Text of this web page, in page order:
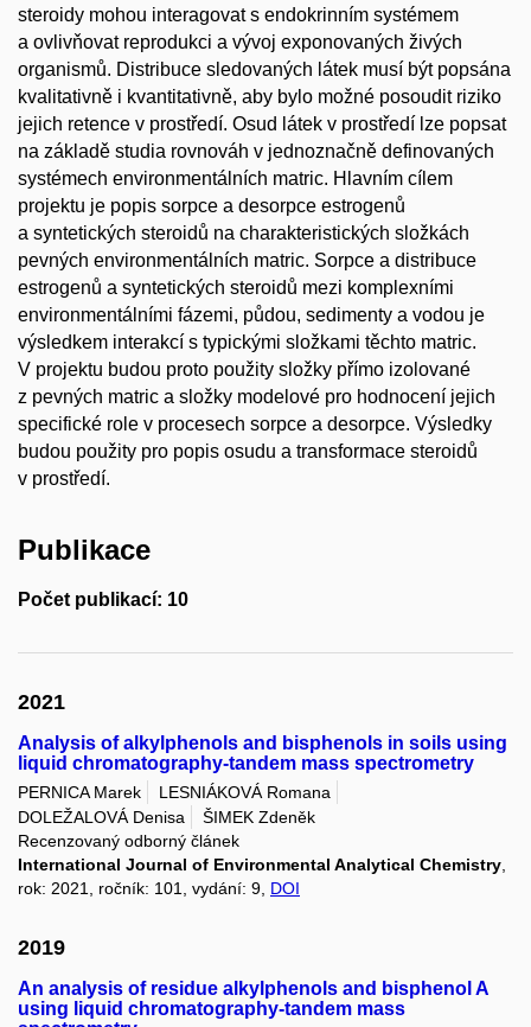
steroidy mohou interagovat s endokrinním systémem
a ovlivňovat reprodukci a vývoj exponovaných živých
organismů. Distribuce sledovaných látek musí být popsána
kvalitativně i kvantitativně, aby bylo možné posoudit riziko
jejich retence v prostředí. Osud látek v prostředí lze popsat
na základě studia rovnováh v jednoznačně definovaných
systémech environmentálních matric. Hlavním cílem
projektu je popis sorpce a desorpce estrogenů
a syntetických steroidů na charakteristických složkách
pevných environmentálních matric. Sorpce a distribuce
estrogenů a syntetických steroidů mezi komplexními
environmentálními fázemi, půdou, sedimenty a vodou je
výsledkem interakcí s typickými složkami těchto matric.
V projektu budou proto použity složky přímo izolované
z pevných matric a složky modelové pro hodnocení jejich
specifické role v procesech sorpce a desorpce. Výsledky
budou použity pro popis osudu a transformace steroidů
v prostředí.
Publikace
Počet publikací: 10
2021
Analysis of alkylphenols and bisphenols in soils using
liquid chromatography-tandem mass spectrometry
PERNICA Marek
LESNIÁKOVÁ Romana
DOLEŽALOVÁ Denisa
ŠIMEK Zdeněk
Recenzovaný odborný článek
International Journal of Environmental Analytical Chemistry,
rok: 2021, ročník: 101, vydání: 9, DOI
2019
An analysis of residue alkylphenols and bisphenol A
using liquid chromatography-tandem mass